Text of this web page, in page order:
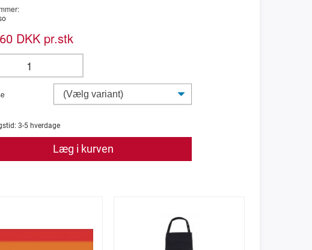
60 DKK pr.stk
3-5 hverdage
Læg i kurven